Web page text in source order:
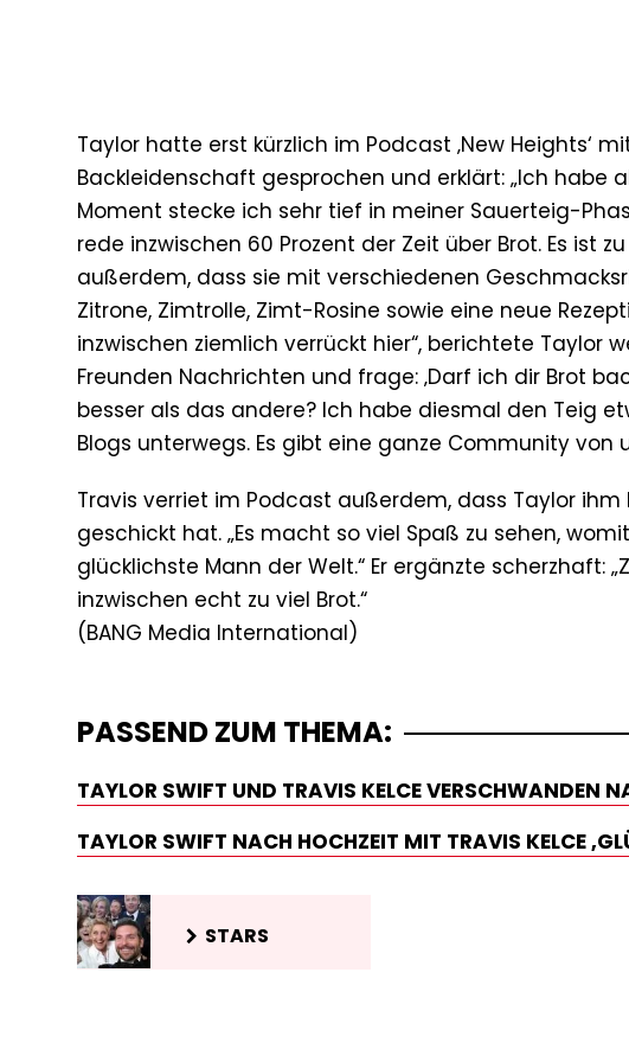
Taylor hatte erst kürzlich im Podcast ‚New Heights‘
Backleidenschaft gesprochen und erklärt: „Ich habe
Moment stecke ich sehr tief in meiner Sauerteig-
rede inzwischen 60 Prozent der Zeit über Brot. Es ist
außerdem, dass sie mit verschiedenen
Zitrone, Zimtrolle, Zimt-Rosine sowie eine neue
inzwischen ziemlich verrückt hier“, berichtete Taylor
Freunden Nachrichten und frage: ‚Darf ich dir Brot
besser als das andere? Ich habe diesmal den Teig
Blogs unterwegs. Es gibt eine ganze Community von
Travis verriet im Podcast außerdem, dass Taylor
geschickt hat. „Es macht so viel Spaß zu sehen,
glücklichste Mann der Welt.“ Er ergänzte scherzhaft:
inzwischen echt zu viel Brot.“
PASSEND ZUM THEMA:
TAYLOR SWIFT UND TRAVIS KELCE VERSCHWANDEN
TAYLOR SWIFT NACH HOCHZEIT MIT TRAVIS KELCE
STARS